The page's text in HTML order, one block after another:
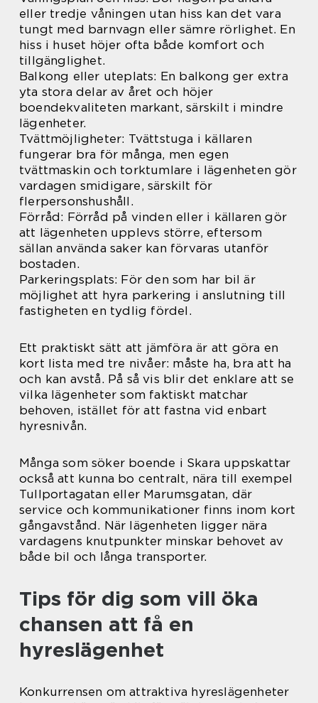
eller tredje våningen utan hiss kan det vara
tungt med barnvagn eller sämre rörlighet. En
hiss i huset höjer ofta både komfort och
tillgänglighet.
Balkong eller uteplats: En balkong ger extra
yta stora delar av året och höjer
boendekvaliteten markant, särskilt i mindre
lägenheter.
Tvättmöjligheter: Tvättstuga i källaren
fungerar bra för många, men egen
tvättmaskin och torktumlare i lägenheten gör
vardagen smidigare, särskilt för
flerpersonshushåll.
Förråd: Förråd på vinden eller i källaren gör
att lägenheten upplevs större, eftersom
sällan använda saker kan förvaras utanför
bostaden.
Parkeringsplats: För den som har bil är
möjlighet att hyra parkering i anslutning till
fastigheten en tydlig fördel.
Ett praktiskt sätt att jämföra är att göra en
kort lista med tre nivåer: måste ha, bra att ha
och kan avstå. På så vis blir det enklare att se
vilka lägenheter som faktiskt matchar
behoven, istället för att fastna vid enbart
hyresnivån.
Många som söker boende i Skara uppskattar
också att kunna bo centralt, nära till exempel
Tullportagatan eller Marumsgatan, där
service och kommunikationer finns inom kort
gångavstånd. När lägenheten ligger nära
vardagens knutpunkter minskar behovet av
både bil och långa transporter.
Tips för dig som vill öka
chansen att få en
hyreslägenhet
Konkurrensen om attraktiva hyreslägenheter